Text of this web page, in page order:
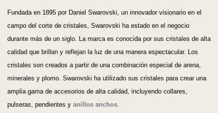
Fundada en 1895 por Daniel Swarovski, un innovador visionario en el
campo del corte de cristales, Swarovski ha estado en el negocio
durante más de un siglo. La marca es conocida por sus cristales de alta
calidad que brillan y reflejan la luz de una manera espectacular. Los
cristales son creados a partir de una combinación especial de arena,
minerales y plomo. Swarovski ha utilizado sus cristales para crear una
amplia gama de accesorios de alta calidad, incluyendo collares,
pulseras, pendientes y anillos anchos